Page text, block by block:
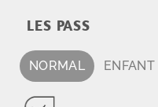
LES PASS
NORMAL ENFANT